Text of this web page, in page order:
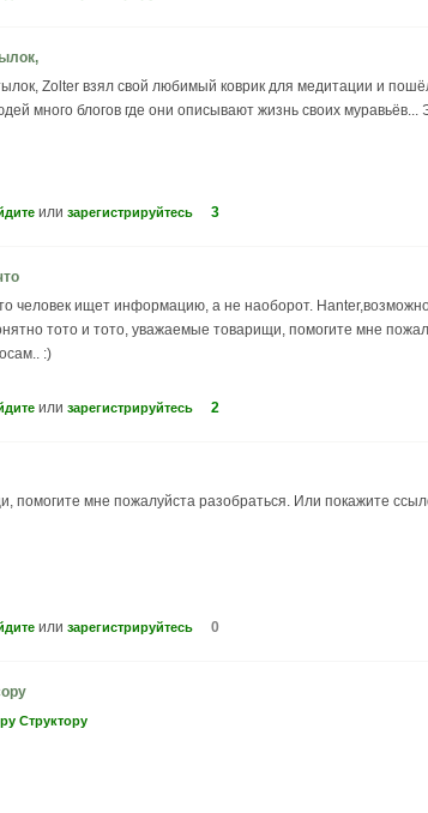
Zolter взял свой любимый коврик для медитации и
много блогов где они описывают жизнь своих
или зарегистрируйтесь 3
человек ищет информацию, а не наоборот.
тото и тото, уважаемые товарищи, помогите мне
:)
или зарегистрируйтесь 2
помогите мне пожалуйста разобраться. Или покажите
или зарегистрируйтесь 0
Структору